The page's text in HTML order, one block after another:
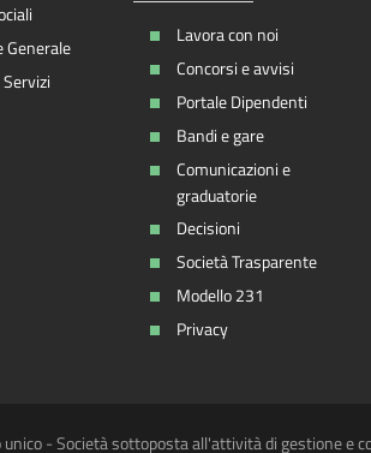
Generale
Lavora con noi
Concorsi e avvisi
Portale Dipendenti
Bandi e gare
Comunicazioni e
graduatorie
Decisioni
Società Trasparente
Modello 231
Privacy
unico - Società sottoposta all'attività di gestione e